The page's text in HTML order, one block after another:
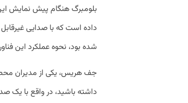
بلومبرگ هنگام پیش نمایش
داده است که با صدایی
شده بود، نحوه عملکرد این
جف هریس، یکی از مدیران
داشته باشید، در واقع با یک